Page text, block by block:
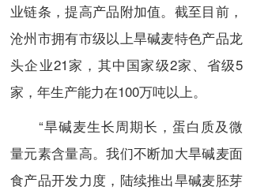
业链条，提高产品附加值。截至目前，
沧州市拥有市级以上旱碱麦特色产品龙
头企业21家，其中国家级2家、省级5
家，年生产能力在100万吨以上。
“旱碱麦生长周期长，蛋白质及微
量元素含量高。我们不断加大旱碱麦面
食产品开发力度，陆续推出旱碱麦胚芽